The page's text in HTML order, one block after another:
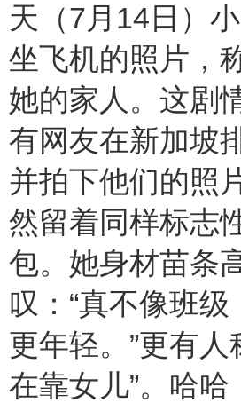
天（7月14日）
坐飞机的照片，
她的家人。这剧
有网友在新加坡
并拍下他们的照
然留着同样标志
包。她身材苗条
叹：“真不像班
更年轻。”更有
在靠女儿”。哈